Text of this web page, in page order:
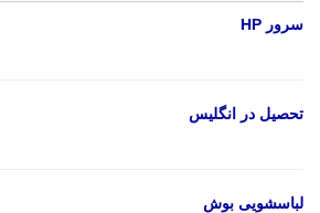
سرور HP
تحصیل در انگلیس
لباسشویی بوش